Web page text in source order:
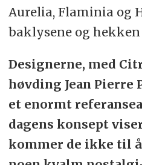
Aurelia, Flaminia og
baklysene og
Designerne, med
høvding Jean Pierre
et enormt
dagens konsept
kommer de ikke til